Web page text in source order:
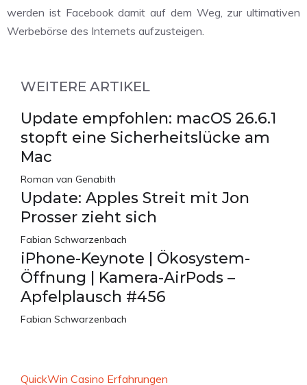
werden ist Facebook damit auf dem Weg, zur ultimativen
Werbebörse des Internets aufzusteigen.
WEITERE ARTIKEL
Update empfohlen: macOS 26.6.1
stopft eine Sicherheitslücke am
Mac
Roman van Genabith
Update: Apples Streit mit Jon
Prosser zieht sich
Fabian Schwarzenbach
iPhone-Keynote | Ökosystem-
Öffnung | Kamera-AirPods –
Apfelplausch #456
Fabian Schwarzenbach
QuickWin Casino Erfahrungen